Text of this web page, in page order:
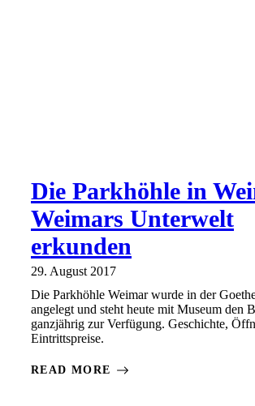
Die Parkhöhle in
Weimars Unterwelt
erkunden
29. August 2017
Die Parkhöhle Weimar wurde in der
angelegt und steht heute mit Museum den
ganzjährig zur Verfügung. Geschichte,
Eintrittspreise.
READ MORE